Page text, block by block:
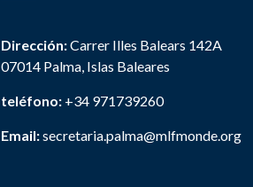
Dirección:Carrer Illes Balears 142A
07014 Palma, Islas Baleares
teléfono: +34 971739260
Email:secretaria.palma@mlfmonde.org